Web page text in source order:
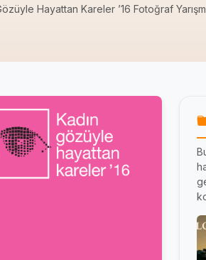
Hayattan Kareler ’16 Fotoğraf